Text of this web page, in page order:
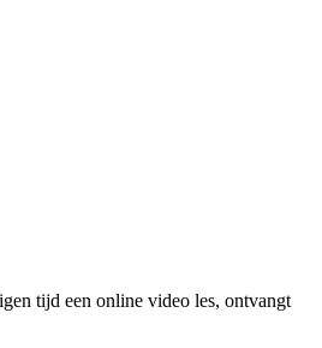
tijd een online video les, ontvangt